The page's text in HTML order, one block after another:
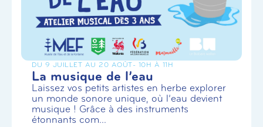
DU 9 JUILLET AU 20 AOÛT- 10H À 11H
La musique de l’eau
Laissez vos petits artistes en herbe explorer
un monde sonore unique, où l’eau devient
musique ! Grâce à des instruments
étonnants com...